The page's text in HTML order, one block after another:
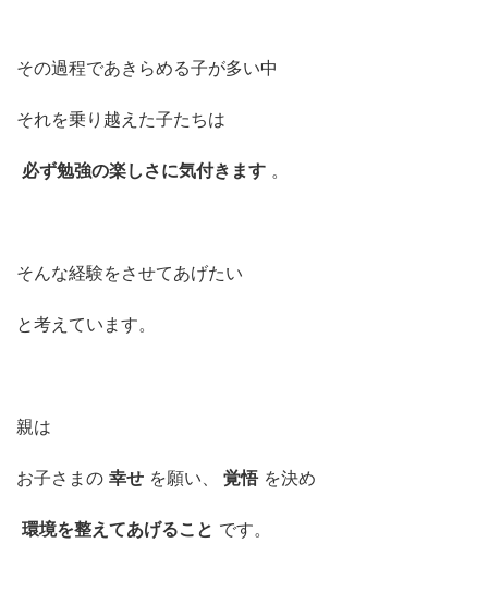
その過程であきらめる子が多い中
それを乗り越えた子たちは
必ず勉強の楽しさに気付きます 。
そんな経験をさせてあげたい
と考えています。
親は
お子さまの 幸せ を願い、 覚悟 を決め
環境を整えてあげること です。